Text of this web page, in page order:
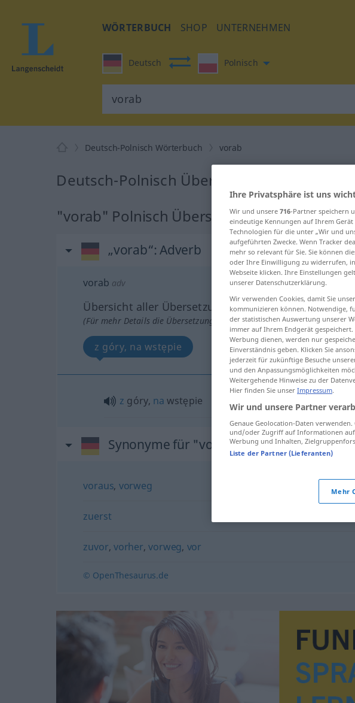
WÖRTERBUCH SHOP UNTERNEHMEN
Deutsch Polnisch
Deutsch-Polnisch Wörterbuch vorab
Deutsch-Polnisch Übersetzung für "vorab"
"vorab" Polnisch Übersetzung
„vorab“: Adverb
vorab adv
Übersicht aller Übersetzungen
(Für mehr Details die Übersetzung anklicken/antippen)
z góry, na wstępie
z góry, na wstępie
Synonyme für "vorab"
voraus, vorweg
zuerst
zuvor, vorher,vorweg, vor
© OpenThesaurus.de
Ihre Privatsphäre ist uns
Wir und unsere 716-Partner speichern
eindeutige Kennungen auf Ihrem
Technologien für die unter „Wir und
aufgeführten Zwecke. Wenn Tracker
mehr so relevant für Sie. Sie können
oder Ihre Einwilligung zu widerrufen,
Webseite klicken. Ihre Einstellungen
unserer Datenschutzerklärung.
Wir verwenden Cookies, damit Sie
kommunizieren können. Notwendige,
der statistischen Auswertung unserer
immer auf Ihrem Endgerät
Werbung dienen, werden nur
Einverständnis geben. Klicken Sie
jederzeit für zukünftige Besuche
und den Anpassungsmöglichkeiten
Weitergehende Hinweise zu der
Hier finden Sie unser Impressum.
Wir und unsere Partner
Genaue Geolocation-Daten
und/oder Zugriff auf Informationen
Werbung und Inhalten,
Liste der Partner (Lieferanten)
Mehr